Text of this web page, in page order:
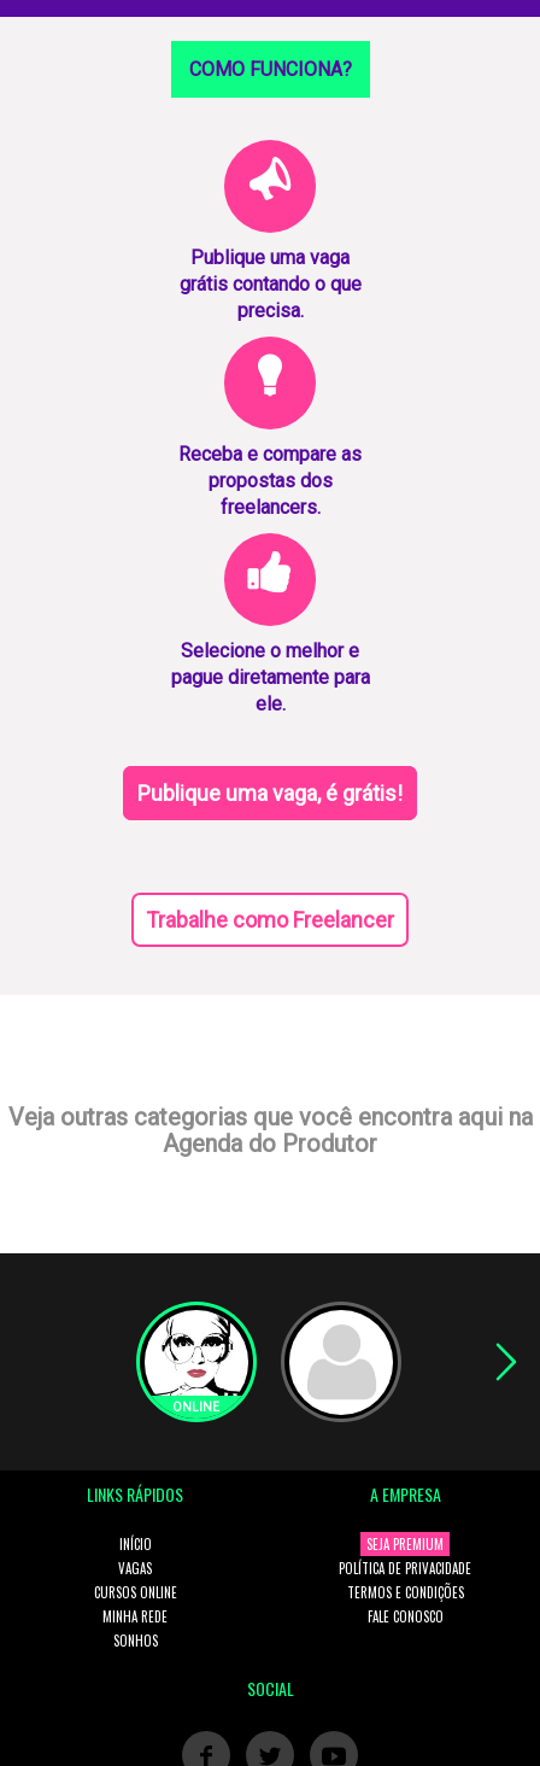
COMO FUNCIONA?
Publique uma vaga
grátis contando o que
precisa.
Receba e compare as
propostas dos
freelancers.
Selecione o melhor e
pague diretamente para
ele.
Publique uma vaga, é grátis!
Trabalhe como Freelancer
Veja outras categorias que você encontra aqui na
Agenda do Produtor
LINKS RÁPIDOS
INÍCIO
VAGAS
CURSOS ONLINE
MINHA REDE
SONHOS
A EMPRESA
SEJA PREMIUM
POLÍTICA DE PRIVACIDADE
TERMOS E CONDIÇÕES
FALE CONOSCO
SOCIAL